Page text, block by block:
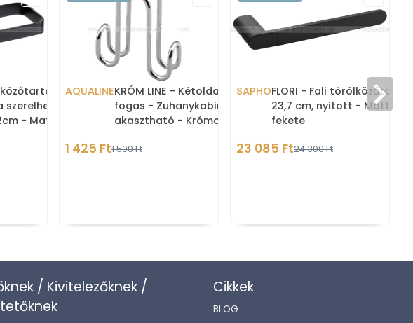
- Matt
AQUALINEKRÓM LINE - Kétoldalas
fogas - Zuhanykabinra
akasztható - Krómozott
1 425 Ft1 500 Ft
SAPHOFLORI - Fali törölközőtartó
23,7 cm, nyitott - Matt
fekete
23 085 Ft24 300 Ft
/ Kivitelezőknek /
Cikkek
BLOG